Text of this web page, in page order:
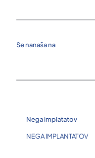
Se nanaša na
Nega implatatov
NEGA IMPLANTATOV